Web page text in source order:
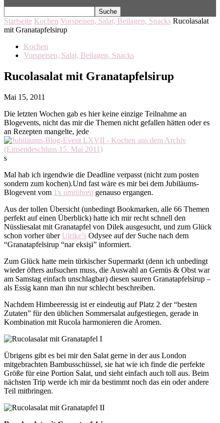
Startseite Kochen Vorspeisen, Salat, Beilagen, Snacks Rucolasalat
mit Granatapfelsirup
Kochen
Vorspeisen, Salat, Beilagen, Snacks
Rucolasalat mit Granatapfelsirup
Mai 15, 2011
Die letzten Wochen gab es hier keine einzige Teilnahme an
Blogevents, nicht das mir die Themen nicht gefallen hätten oder es
an Rezepten mangelte, jede
s
Mal hab ich irgendwie die Deadline verpasst (nicht zum posten
sondern zum kochen).Und fast wäre es mir bei dem Jubiläums-
Blogevent vom 1x umrühren genauso ergangen.
Aus der tollen Übersicht (unbedingt Bookmarken, alle 66 Themen
perfekt auf einen Überblick) hatte ich mir recht schnell den
Nüssliesalat mit Granatapfel von Dilek ausgesucht, und zum Glück
schon vorher überUlrike’s Odysee auf der Suche nach dem
“Granatapfelsirup “nar eksişi” informiert.
Zum Glück hatte mein türkischer Supermarkt (denn ich unbedingt
wieder öfters aufsuchen muss, die Auswahl an Gemüs & Obst war
am Samstag einfach unschlagbar) diesen sauren Granatapfelsirup –
als Essig kann man ihn nur schlecht beschreiben.
Nachdem Himbeeressig ist er eindeutig auf Platz 2 der “besten
Zutaten” für den üblichen Sommersalat aufgestiegen, gerade in
Kombination mit Rucola harmonieren die Aromen.
Übrigens gibt es bei mir den Salat gerne in der aus London
mitgebrachten Bambusschüssel, sie hat wie ich finde die perfekte
Größe für eine Portion Salat, und sieht einfach auch toll aus. Beim
nächsten Trip werde ich mir da bestimmt noch das ein oder andere
Teil mitbringen.